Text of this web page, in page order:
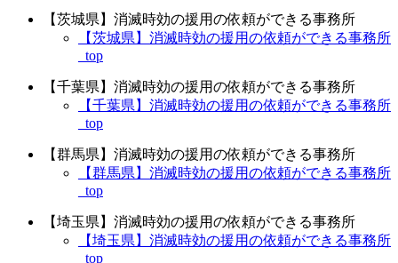
【茨城県】消滅時効の援用の依頼ができる事務所
【茨城県】消滅時効の援用の依頼ができる事務所
_top
【千葉県】消滅時効の援用の依頼ができる事務所
【千葉県】消滅時効の援用の依頼ができる事務所
_top
【群馬県】消滅時効の援用の依頼ができる事務所
【群馬県】消滅時効の援用の依頼ができる事務所
_top
【埼玉県】消滅時効の援用の依頼ができる事務所
【埼玉県】消滅時効の援用の依頼ができる事務所
_top